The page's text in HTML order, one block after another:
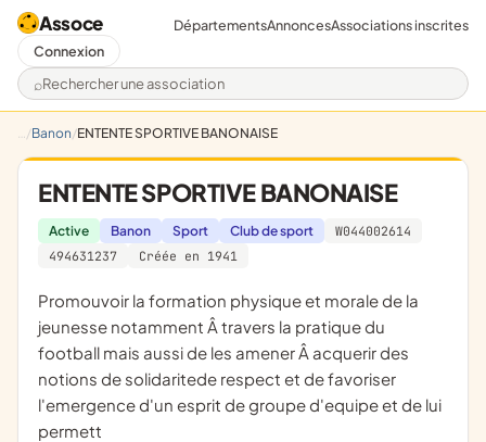
Assoce
Rechercher une association
DépartementsAnnoncesAssociations inscrites
Connexion
Banon ENTENTE SPORTIVE BANONAISE
ENTENTE SPORTIVE BANONAISE
Active Banon Sport Club de sport
W044002614
494631237
Créée en 1941
promouvoir la formation physique et morale de la
jeunesse notamment Â travers la pratique du
football mais aussi de les amener Â acquerir des
notions de solidaritede respect et de favoriser
l'emergence d'un esprit de groupe d'equipe et de lui
permett